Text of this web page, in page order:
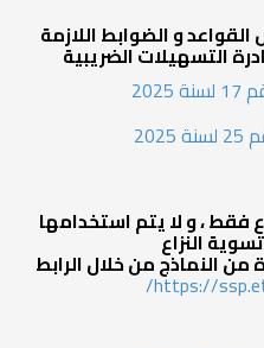
و الضوابط اللازمة
التسهيلات الضريبية
فقط ، و لا يتم استخدامها
النزاع
النماذج من خلال الرابط
https://